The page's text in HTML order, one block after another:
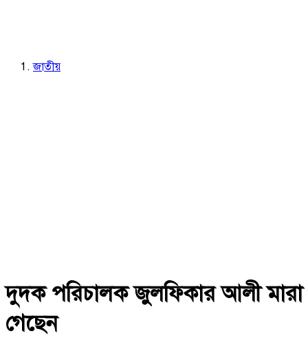
জাতীয়
দুদক পরিচালক জুলফিকার আলী মারা
গেছেন